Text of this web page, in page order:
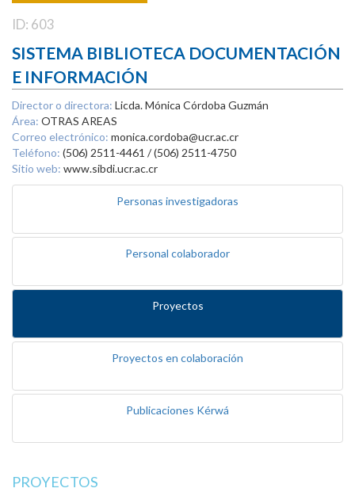
ID: 603
SISTEMA BIBLIOTECA DOCUMENTACIÓN
E INFORMACIÓN
Director o directora: Licda. Mónica Córdoba Guzmán
Área: OTRAS AREAS
Correo electrónico: monica.cordoba@ucr.ac.cr
Teléfono: (506) 2511-4461 / (506) 2511-4750
Sitio web: www.sibdi.ucr.ac.cr
Personas investigadoras
Personal colaborador
Proyectos
Proyectos en colaboración
Publicaciones Kérwá
PROYECTOS